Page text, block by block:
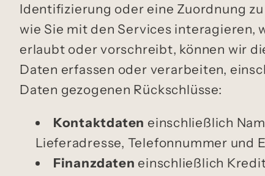
Identifizierung oder eine Zuordnung
wie Sie mit den Services interagieren,
erlaubt oder vorschreibt, können wir
Daten erfassen oder verarbeiten,
Daten gezogenen Rückschlüsse:
Kontaktdaten einschließlich
Lieferadresse, Telefonnummer und
Finanzdaten einschließlich